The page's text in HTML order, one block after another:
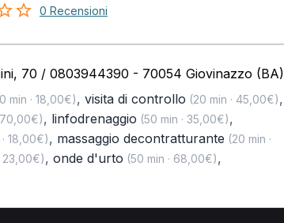
0 Recensioni
70 / 0803944390 - 70054 Giovinazzo (BA)
min · 18,00€), visita di controllo (20 min · 45,00€),
, linfodrenaggio (50 min · 35,00€),
18,00€), massaggio decontratturante (20 min ·
23,00€), onde d'urto (50 min · 68,00€),